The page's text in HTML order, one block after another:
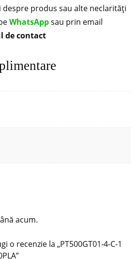
despre produs sau alte neclarități
WhatsAppsau prin email
de contact
acum.
o recenzie la „PT500GT01-4-C-1